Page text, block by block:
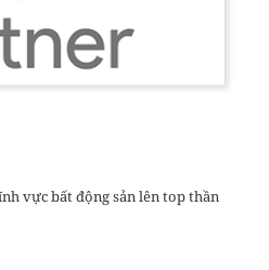
vực bất động sản lên top thần